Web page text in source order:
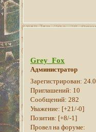
Grey_Fox
Администратор
Зарегистрирован:
Приглашений: 10
Сообщений: 282
Уважение: [+21/-0]
Позитив: [+8/-1]
Провел на форуме: